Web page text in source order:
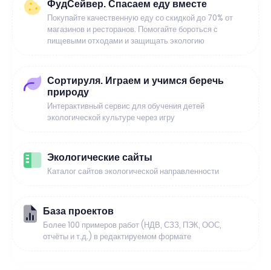
ФудСейвер. Спасаем еду вместе
Покупайте качественную еду со скидкой до 70% от
магазинов и ресторанов. Помогайте бороться с
пищевыми отходами и защищать экологию
Сортируля. Играем и учимся беречь
природу
Интерактивный сервис для обучения детей
экологической культуре через игру
Экологические сайты
Каталог сайтов экологической направленности
База проектов
Более 100 примеров работ (НДВ, СЗЗ, ПЭК, ООС,
отчёты и т.д.) в редактируемом формате